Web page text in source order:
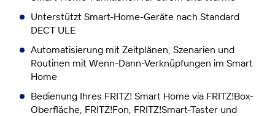
Unterstützt Smart-Home-Geräte nach Standard
DECT ULE
Automatisierung mit Zeitplänen, Szenarien und
Routinen mit Wenn-Dann-Verknüpfungen im Smart
Home
Bedienung Ihres FRITZ! Smart Home via FRITZ!Box-
Oberfläche, FRITZ!Fon, FRITZ!Smart-Taster und